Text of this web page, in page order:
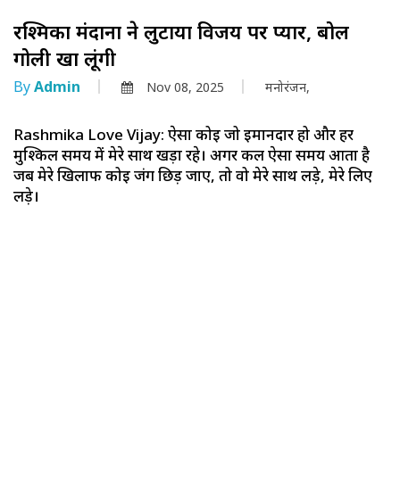
रश्मिका मंदाना ने लुटाया विजय पर प्यार, बोलीं
गोली खा लूंगी
ByAdmin Nov 08, 2025 मनोरंजन,
Rashmika Love Vijay: ऐसा कोई जो ईमानदार हो और हर
मुश्किल समय में मेरे साथ खड़ा रहे। अगर कल ऐसा समय आता है
जब मेरे खिलाफ कोई जंग छिड़ जाए, तो वो मेरे साथ लड़े, मेरे लिए
लड़े।